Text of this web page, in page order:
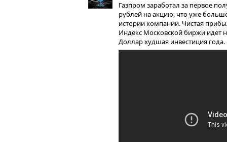
Газпром заработал за первое
рублей на акцию, что уже
истории компании. Чистая
Индекс Московской биржи идет
Доллар худшая инвестиция года.